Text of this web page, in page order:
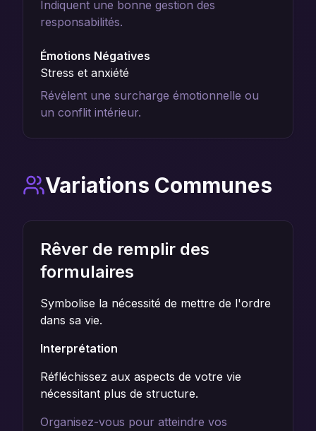
Indiquent une bonne gestion des
responsabilités.
Émotions Négatives
Stress et anxiété
Révèlent une surcharge émotionnelle ou
un conflit intérieur.
Variations Communes
Rêver de remplir des
formulaires
Symbolise la nécessité de mettre de l'ordre
dans sa vie.
Interprétation
Réfléchissez aux aspects de votre vie
nécessitant plus de structure.
Organisez-vous pour atteindre vos